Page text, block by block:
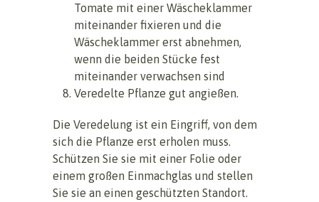
Tomate mit einer Wäscheklammer
miteinander fixieren und die
Wäscheklammer erst abnehmen,
wenn die beiden Stücke fest
miteinander verwachsen sind
Veredelte Pflanze gut angießen.
Die Veredelung ist ein Eingriff, von dem
sich die Pflanze erst erholen muss.
Schützen Sie sie mit einer Folie oder
einem großen Einmachglas und stellen
Sie sie an einen geschützten Standort.